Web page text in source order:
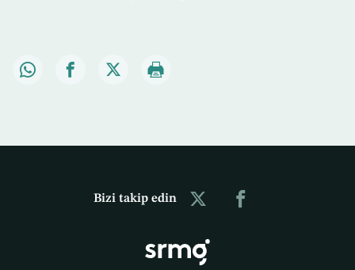
Bizi takip edin